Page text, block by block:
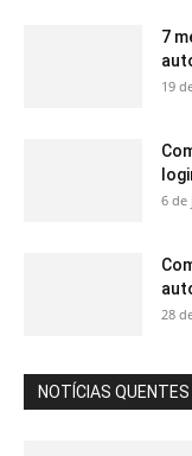
7
19
6 de
28
NOTÍCIAS QUENTES